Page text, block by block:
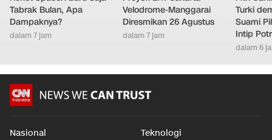
Tabrak Bulan, Apa
Dampaknya?
dalam 7 jam
Velodrome-Manggarai
Diresmikan 26 Agustus
dalam 7 jam
Turki
Suami
Intip
dalam 6
Nasional Teknologi